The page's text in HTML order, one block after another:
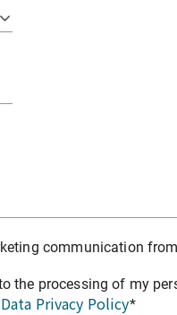
communication
the processing of my
Data Privacy Policy*